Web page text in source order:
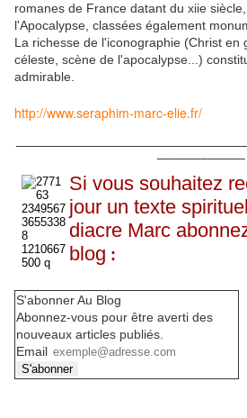
romanes de France datant du xiie
l'Apocalypse, classées également
La richesse de l'iconographie (Christ en
céleste, scène de l'apocalypse...)
admirable.
http://www.seraphim-marc-elie.fr/
Si vous souhaitez
jour un texte
diacre Marc
blog :
S'abonner Au Blog
Abonnez-vous pour être averti des
nouveaux articles publiés.
Email